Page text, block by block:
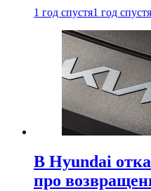
1 год спустя1 год спустя
В Hyundai
про